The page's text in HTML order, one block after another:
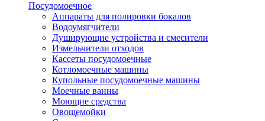
Посудомоечное
Аппараты для полировки бокалов
Водоумягчители
Душирующие устройства и смесители
Измельчители отходов
Кассеты посудомоечные
Котломоечные машины
Купольные посудомоечные машины
Моечные ванны
Моющие средства
Овощемойки